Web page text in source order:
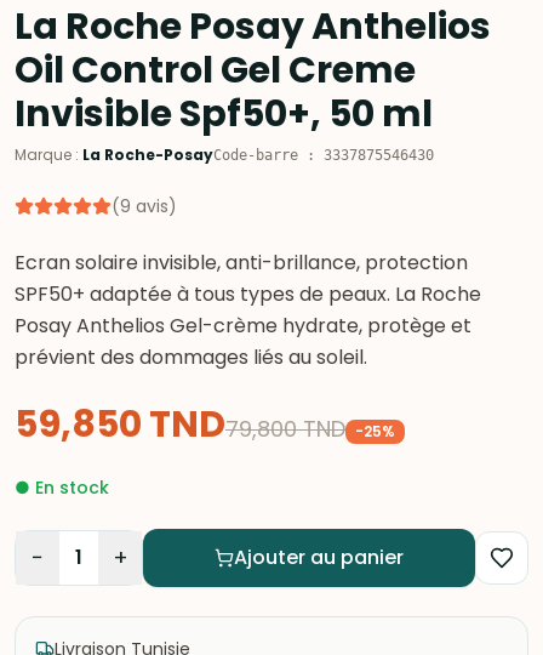
La Roche Posay Anthelios
Oil Control Gel Creme
Invisible Spf50+, 50 ml
Marque : La Roche-PosayCode-barre : 3337875546430
(9 avis)
Ecran solaire invisible, anti-brillance, protection
SPF50+ adaptée à tous types de peaux. La Roche
Posay Anthelios Gel-crème hydrate, protège et
prévient des dommages liés au soleil.
59,850TND79,800 TND -25%
● En stock
− 1 + Ajouter au panier
Livraison Tunisie